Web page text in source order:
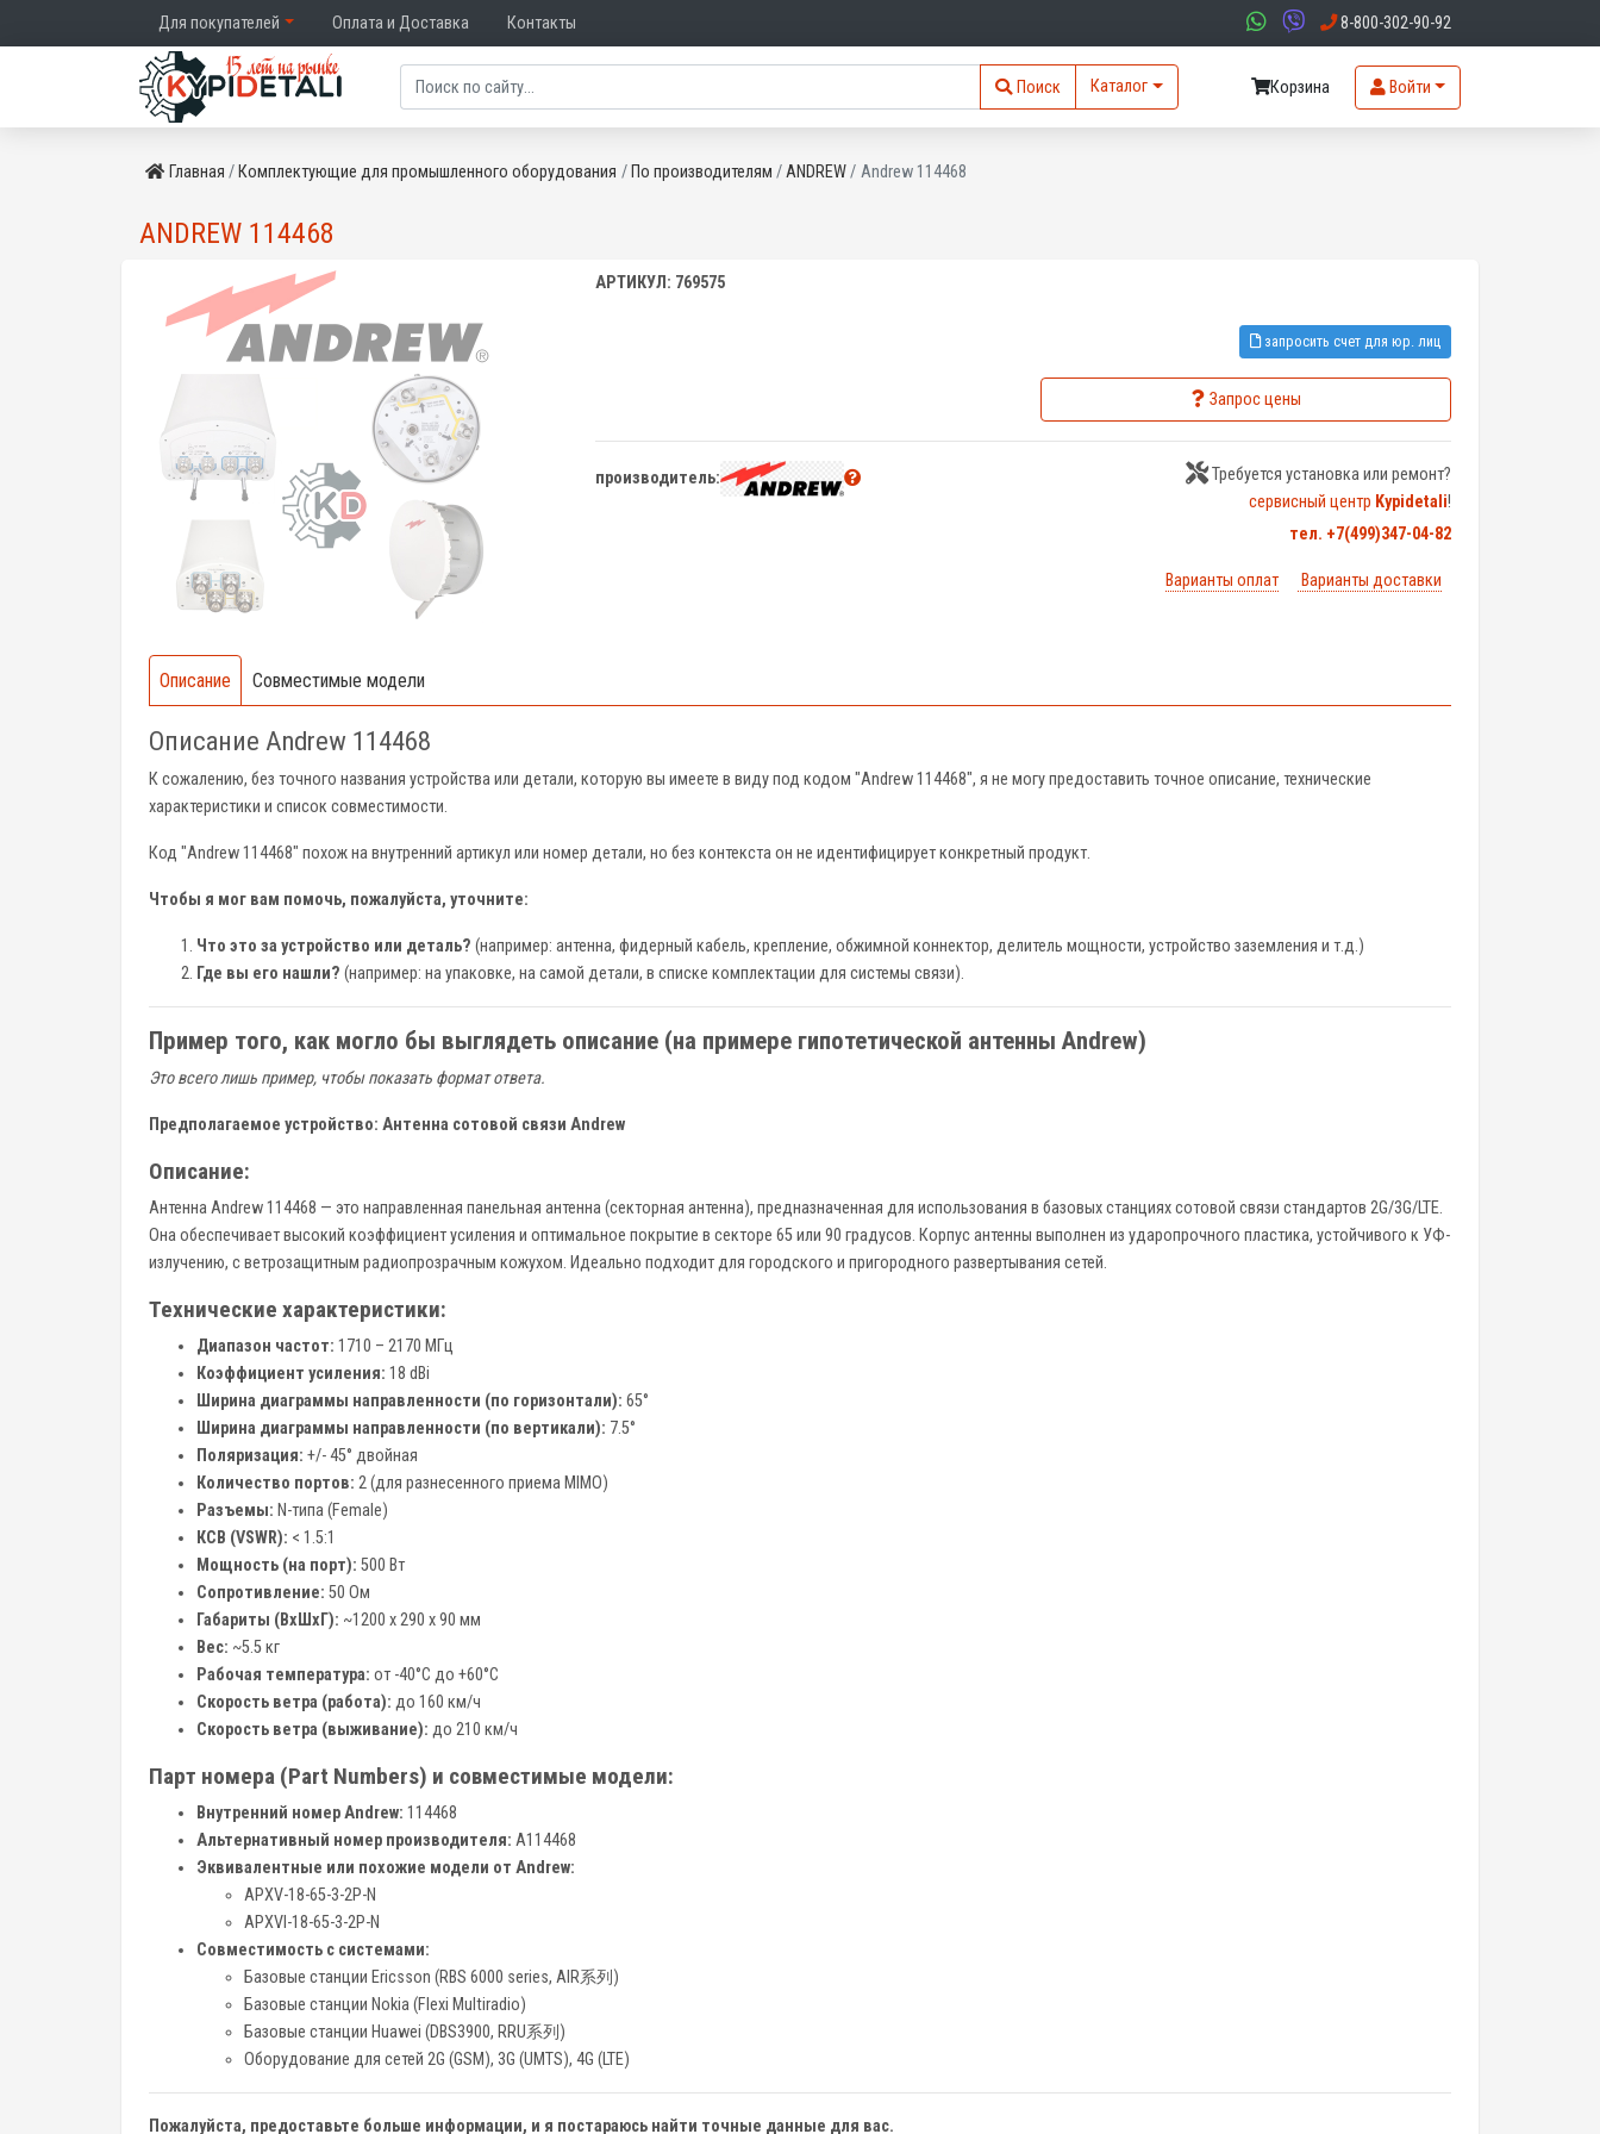
Для покупателей Оплата и Доставка Контакты 8-800-302-90-92
Поиск Каталог Корзина Войти
Главная Комплектующие для промышленного оборудования По производителям ANDREW Andrew 114468
ANDREW 114468
АРТИКУЛ: 769575
запросить счет для юр. лиц
Запрос цены
производитель:
Требуется установка или ремонт?
сервисный центр Kypidetali!
тел. +7(499)347-04-82
Варианты оплат Варианты доставки
Описание Совместимые модели
Описание Andrew 114468
К сожалению, без точного названия устройства или детали, которую вы имеете в виду под кодом "Andrew 114468", я не могу предоставить точное описание, технические
характеристики и список совместимости.
Код "Andrew 114468" похож на внутренний артикул или номер детали, но без контекста он не идентифицирует конкретный продукт.
Чтобы я мог вам помочь, пожалуйста, уточните:
Что это за устройство или деталь? (например: антенна, фидерный кабель, крепление, обжимной коннектор, делитель мощности, устройство заземления и т.д.)
Где вы его нашли? (например: на упаковке, на самой детали, в списке комплектации для системы связи).
Пример того, как могло бы выглядеть описание (на примере гипотетической антенны Andrew)
Это всего лишь пример, чтобы показать формат ответа.
Предполагаемое устройство: Антенна сотовой связи Andrew
Описание:
Антенна Andrew 114468 — это направленная панельная антенна (секторная антенна), предназначенная для использования в базовых станциях сотовой связи стандартов 2G/3G/LTE.
Она обеспечивает высокий коэффициент усиления и оптимальное покрытие в секторе 65 или 90 градусов. Корпус антенны выполнен из ударопрочного пластика, устойчивого к УФ-
излучению, с ветрозащитным радиопрозрачным кожухом. Идеально подходит для городского и пригородного развертывания сетей.
Технические характеристики:
Диапазон частот: 1710 – 2170 МГц
Коэффициент усиления: 18 dBi
Ширина диаграммы направленности (по горизонтали): 65°
Ширина диаграммы направленности (по вертикали): 7.5°
Поляризация: +/- 45° двойная
Количество портов: 2 (для разнесенного приема MIMO)
Разъемы: N-типа (Female)
КСВ (VSWR): < 1.5:1
Мощность (на порт): 500 Вт
Сопротивление: 50 Ом
Габариты (ВxШxГ): ~1200 x 290 x 90 мм
Вес: ~5.5 кг
Рабочая температура: от -40°C до +60°C
Скорость ветра (работа): до 160 км/ч
Скорость ветра (выживание): до 210 км/ч
Парт номера (Part Numbers) и совместимые модели:
Внутренний номер Andrew: 114468
Альтернативный номер производителя: A114468
Эквивалентные или похожие модели от Andrew:
APXV-18-65-3-2P-N
APXVI-18-65-3-2P-N
Совместимость с системами:
Базовые станции Ericsson (RBS 6000 series, AIR系列)
Базовые станции Nokia (Flexi Multiradio)
Базовые станции Huawei (DBS3900, RRU系列)
Оборудование для сетей 2G (GSM), 3G (UMTS), 4G (LTE)
Пожалуйста, предоставьте больше информации, и я постараюсь найти точные данные для вас.